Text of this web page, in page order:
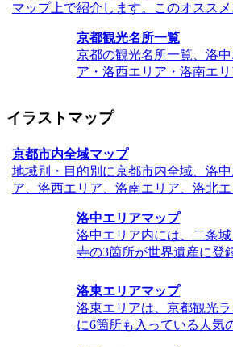
マップ上で紹介します。このオスス
京都観光名所一覧
京都の観光名所一覧、洛
ア・洛西エリア・洛南エ
イラストマップ
京都市内全域マップ
地域別・目的別に京都市内全域、洛
ア、洛西エリア、洛南エリア、洛北
洛中エリアマップ
洛中エリア内には、二条
寺の3箇所が世界遺産に登
洛東エリアマップ
洛東エリアは、京都観光
に6箇所も入っている人気